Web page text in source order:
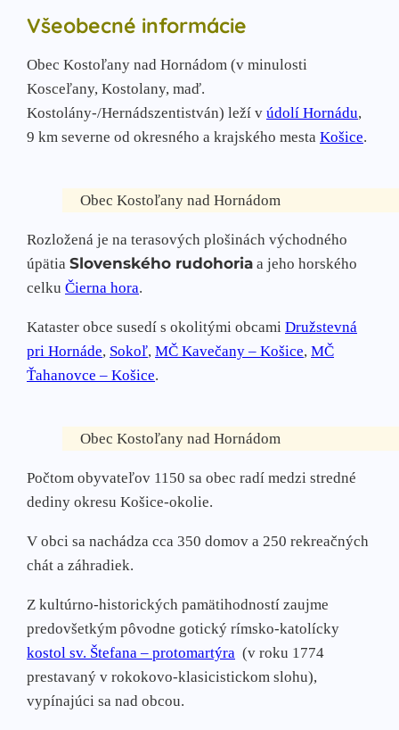
Všeobecné informácie
Obec Kostoľany nad Hornádom (v minulosti
Kosceľany, Kostolany, maď.
Kostolány-/Hernádszentistván) leží v údolí Hornádu,
9 km severne od okresného a krajského mesta Košice.
Obec Kostoľany nad Hornádom
Rozložená je na terasových plošinách východného
úpätia Slovenského rudohoria a jeho horského
celku Čierna hora.
Kataster obce susedí s okolitými obcami Družstevná
pri Hornáde, Sokoľ, MČ Kavečany – Košice, MČ
Ťahanovce – Košice.
Obec Kostoľany nad Hornádom
Počtom obyvateľov 1150 sa obec radí medzi stredné
dediny okresu Košice-okolie.
V obci sa nachádza cca 350 domov a 250 rekreačných
chát a záhradiek.
Z kultúrno-historických pamätihodností zaujme
predovšetkým pôvodne gotický rímsko-katolícky
kostol sv. Štefana – protomartýra (v roku 1774
prestavaný v rokokovo-klasicistickom slohu),
vypínajúci sa nad obcou.